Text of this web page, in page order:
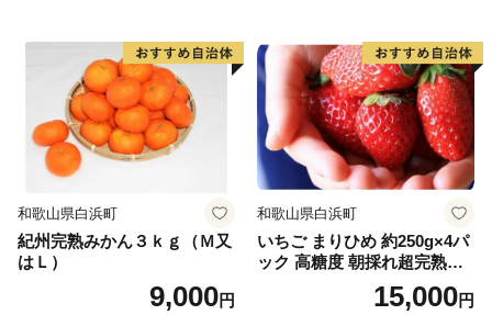
おり、皆様から頂いた寄附金を活用させていただいてお
ります。
ふるさとかつらぎ寄附金事務担当一同
和歌山県白浜町
紀州完熟みかん３ｋｇ（Ｍ又
はＬ）
9,000円
和歌山県白浜町
いちご まりひめ 約250g×4パ
ック 高糖度 朝採れ超完熟ま
りひめ 1月以降発送分15,000円